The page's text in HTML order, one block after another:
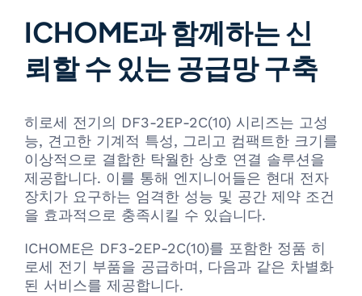
ICHOME과 함께하는 신
뢰할 수 있는 공급망 구축
히로세 전기의 DF3-2EP-2C(10) 시리즈는 고성
능, 견고한 기계적 특성, 그리고 컴팩트한 크기를
이상적으로 결합한 탁월한 상호 연결 솔루션을
제공합니다. 이를 통해 엔지니어들은 현대 전자
장치가 요구하는 엄격한 성능 및 공간 제약 조건
을 효과적으로 충족시킬 수 있습니다.
ICHOME은 DF3-2EP-2C(10)를 포함한 정품 히
로세 전기 부품을 공급하며, 다음과 같은 차별화
된 서비스를 제공합니다.